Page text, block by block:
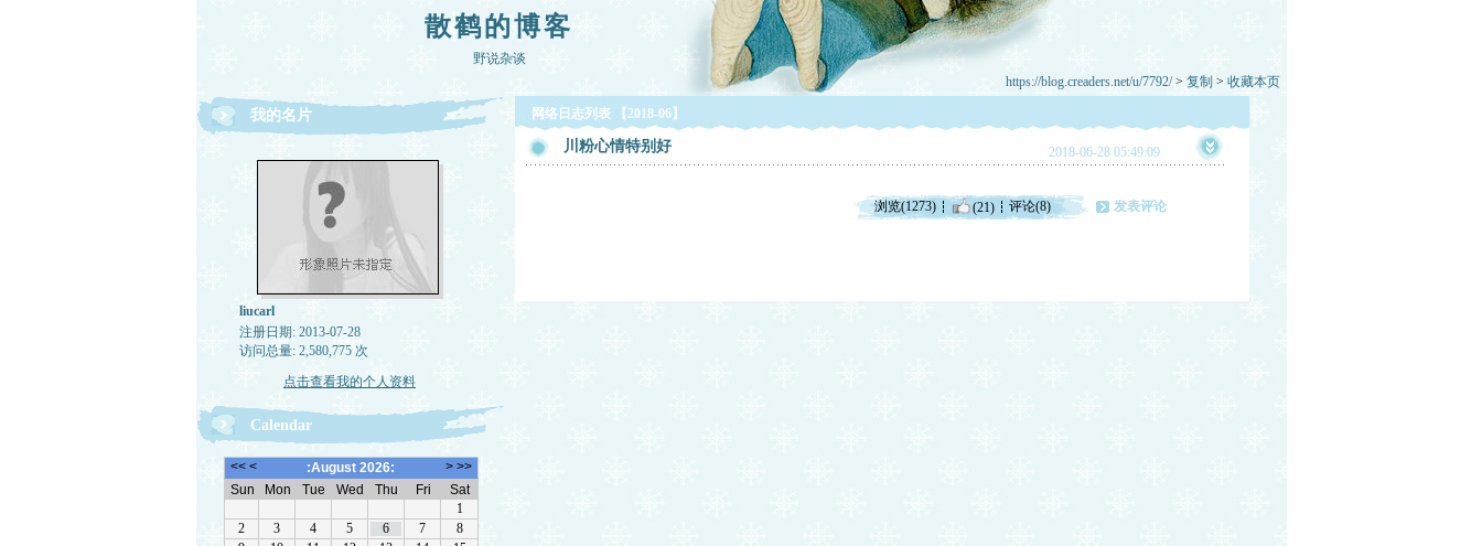
散鹤的博客
野说杂谈
https://blog.creaders.net/u/7792/> 复制 > 收藏本页
我的名片
liucarl
注册日期: 2013-07-28
访问总量: 2,580,775 次
点击查看我的个人资料
Calendar
网络日志列表 【2018-06】
川粉心情特别好 2018-06-28 05:49:09
浏览(1273) (21) 评论(8) 发表评论